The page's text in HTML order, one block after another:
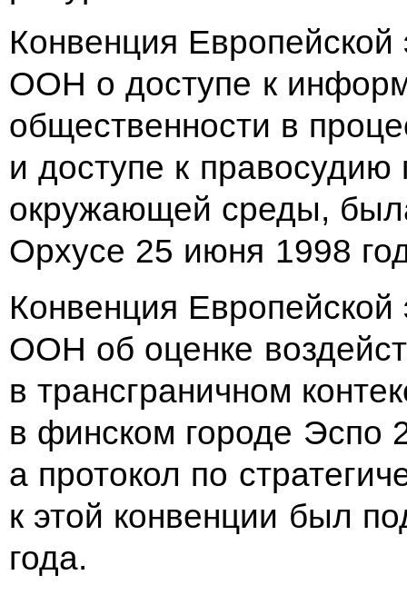
Конвенция
ООН о доступе к
общественности в
и доступе к
окружающей среды,
Орхусе 25 июня 1998
Конвенция
ООН об оценке
в трансграничном
в финском городе Эспо
а протокол по
к этой конвенции был
года.